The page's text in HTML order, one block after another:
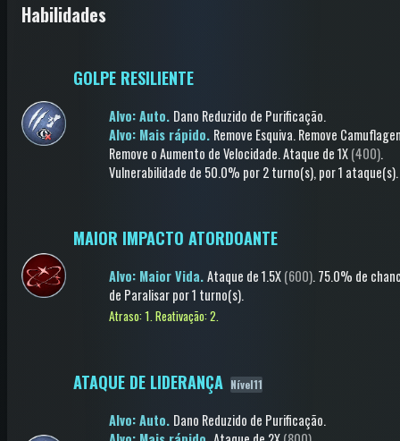
Habilidades
GOLPE RESILIENTE
Alvo: Auto. Dano Reduzido de Purificação.
Alvo: Mais rápido. Remove Esquiva.Remove
Remove o Aumento de Velocidade.Ataque de 1X(400).
Vulnerabilidade de 50.0% por 2 turno(s), por 1 ataque(s).
MAIOR IMPACTO ATORDOANTE
Alvo: Maior Vida.Ataque de 1.5X(600).75.0% de
de Paralisarpor 1 turno(s).
Atraso: 1.Reativação: 2.
ATAQUE DE LIDERANÇA Nível11
Alvo: Auto. Dano Reduzido de Purificação.